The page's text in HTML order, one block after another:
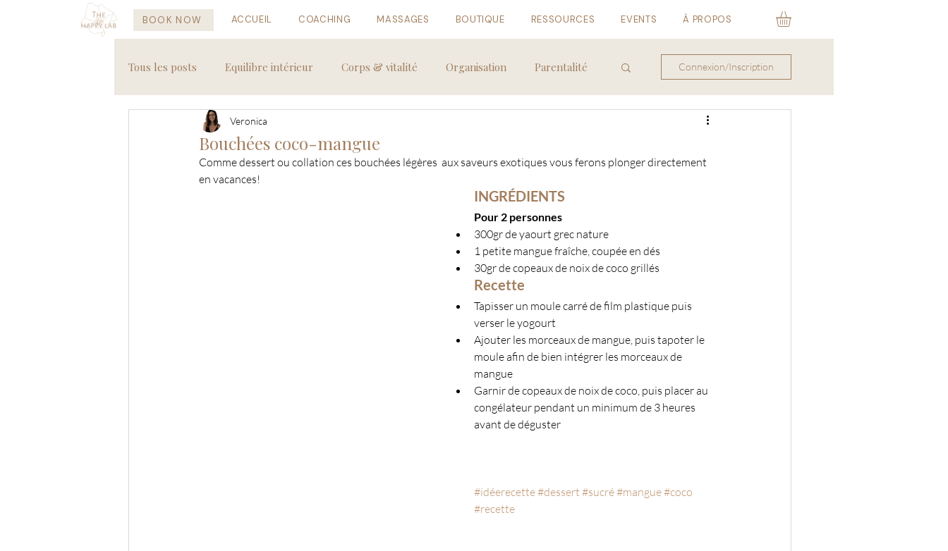
BOOK NOW ACCUEIL COACHING MASSAGES BOUTIQUE RESSOURCES EVENTS À PROPOS
Tous les posts Equilibre intérieur Corps & vitalité Organisation Parentalité
Recettes saines Voyages
Connexion/Inscription
Bouchées coco-mangue
Veronica
Comme dessert ou collation ces bouchées légères  aux saveurs exotiques vous ferons plonger directement
en vacances!
INGRÉDIENTS
Pour 2 personnes
300gr de yaourt grec nature
1 petite mangue fraîche, coupée en dés
30gr de copeaux de noix de coco grillés
Recette
Tapisser un moule carré de film plastique puis
verser le yogourt
Ajouter les morceaux de mangue, puis tapoter le
moule afin de bien intégrer les morceaux de
mangue
Garnir de copeaux de noix de coco, puis placer au
congélateur pendant un minimum de 3 heures
avant de déguster
#idéerecette#dessert #sucré#mangue#coco
#recette